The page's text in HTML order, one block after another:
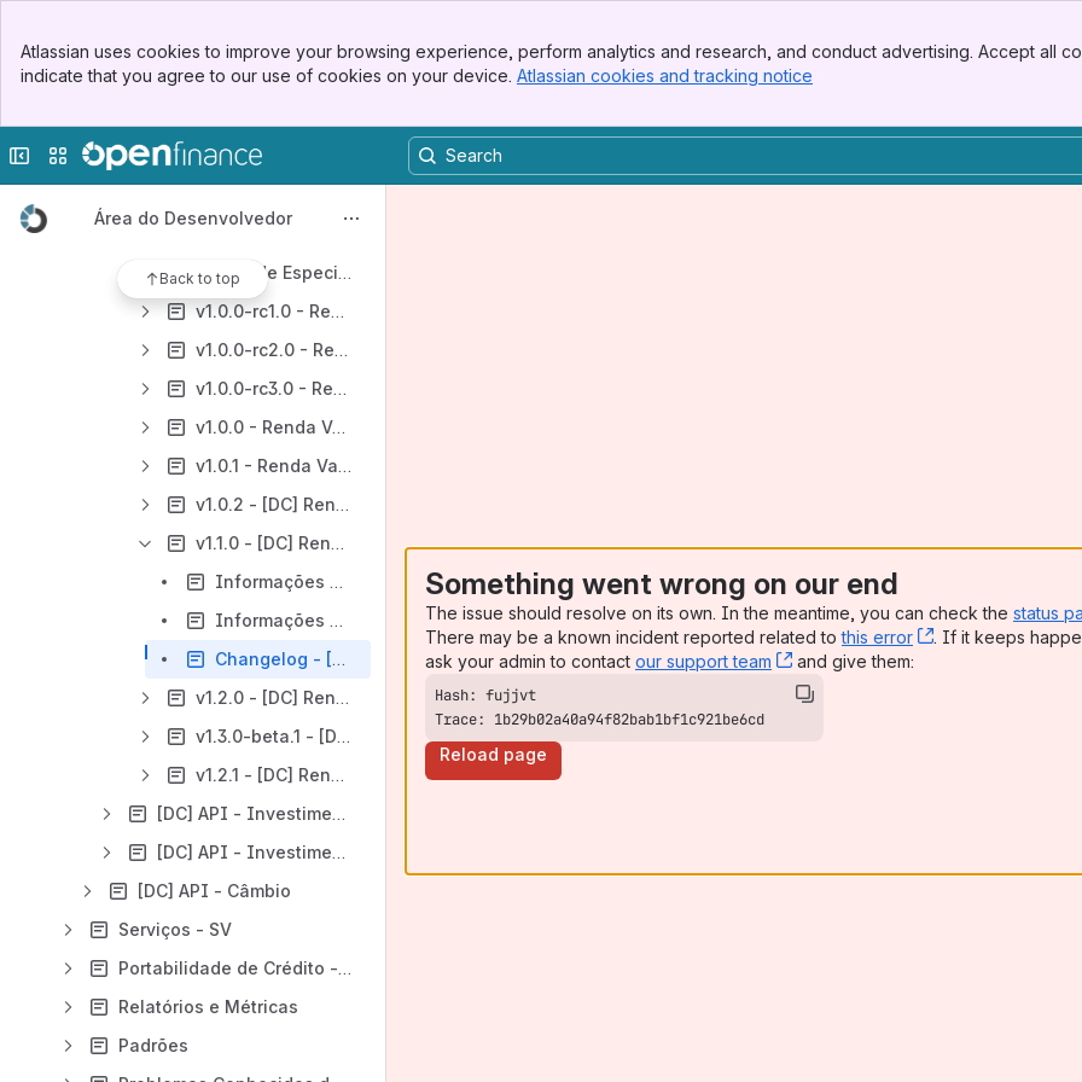
Top Bar
Sidebar
Atlassian uses cookies to improve your browsing experience, perform analytics and research, and conduct advertising. Accept all
indicate that you agree to our use of cookies on your device. Atlassian cookies and tracking notice
Collapse sidebar
Switch sites or apps
Área do Desenvolvedor
Back to top
[DC] APIs - Investimentos
Orientações - [DC] Investimentos
Histórico de Especificações - [DC] Renda Variável
v1.0.0-rc1.0 - Renda Variável
v1.0.0-rc2.0 - Renda Variável
v1.0.0-rc3.0 - Renda Variável
v1.0.0 - Renda Variável
v1.0.1 - Renda Variável
v1.0.2 - [DC] Renda Variável
v1.1.0 - [DC] Renda Variável
Informações Gerais - [DC] Renda Variável - v1.1.0
Informações Técnicas - [DC] Renda Variável - v1.1.0
Changelog - [DC] Renda Variável - v1.1.0
v1.2.0 - [DC] Renda Variável
v1.3.0-beta.1 - [DC] Renda Variável
v1.2.1 - [DC] Renda Variável
[DC] API - Investimentos - Títulos do Tesouro Direto
[DC] API - Investimentos - Fundos de Investimento
[DC] API - Câmbio
Serviços - SV
Portabilidade de Crédito - PC
Relatórios e Métricas
Padrões
Something went wrong on our end
The issue should resolve on its own. In the meantime, you can check the status
There may be a known incident reported related tothis error , (opens new
. If it keeps
ask your admin to contact our support team , (opens new window)
and give them:
Trace: 1b29b02a40a94f82bab1bf1c921be6cd
Reload page